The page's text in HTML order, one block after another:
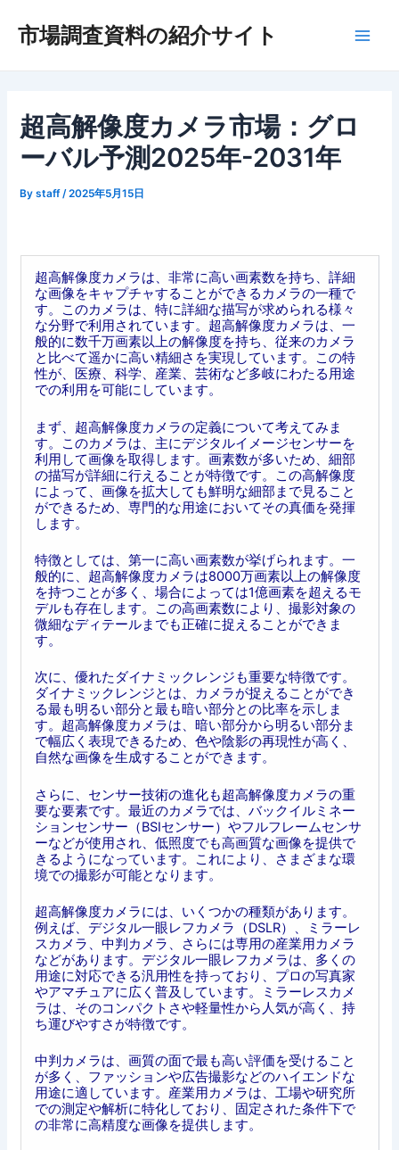
市場調査資料の紹介サイト
超高解像度カメラ市場：グロ
ーバル予測2025年-2031年
Bystaff /2025年5月15日
超高解像度カメラは、非常に高い画素数を持ち、詳細
な画像をキャプチャすることができるカメラの一種で
す。このカメラは、特に詳細な描写が求められる様々
な分野で利用されています。超高解像度カメラは、一
般的に数千万画素以上の解像度を持ち、従来のカメラ
と比べて遥かに高い精細さを実現しています。この特
性が、医療、科学、産業、芸術など多岐にわたる用途
での利用を可能にしています。
まず、超高解像度カメラの定義について考えてみま
す。このカメラは、主にデジタルイメージセンサーを
利用して画像を取得します。画素数が多いため、細部
の描写が詳細に行えることが特徴です。この高解像度
によって、画像を拡大しても鮮明な細部まで見ること
ができるため、専門的な用途においてその真価を発揮
します。
特徴としては、第一に高い画素数が挙げられます。一
般的に、超高解像度カメラは8000万画素以上の解像度
を持つことが多く、場合によっては1億画素を超えるモ
デルも存在します。この高画素数により、撮影対象の
微細なディテールまでも正確に捉えることができま
す。
次に、優れたダイナミックレンジも重要な特徴です。
ダイナミックレンジとは、カメラが捉えることができ
る最も明るい部分と最も暗い部分との比率を示しま
す。超高解像度カメラは、暗い部分から明るい部分ま
で幅広く表現できるため、色や陰影の再現性が高く、
自然な画像を生成することができます。
さらに、センサー技術の進化も超高解像度カメラの重
要な要素です。最近のカメラでは、バックイルミネー
ションセンサー（BSIセンサー）やフルフレームセンサ
ーなどが使用され、低照度でも高画質な画像を提供で
きるようになっています。これにより、さまざまな環
境での撮影が可能となります。
超高解像度カメラには、いくつかの種類があります。
例えば、デジタル一眼レフカメラ（DSLR）、ミラーレ
スカメラ、中判カメラ、さらには専用の産業用カメラ
などがあります。デジタル一眼レフカメラは、多くの
用途に対応できる汎用性を持っており、プロの写真家
やアマチュアに広く普及しています。ミラーレスカメ
ラは、そのコンパクトさや軽量性から人気が高く、持
ち運びやすさが特徴です。
中判カメラは、画質の面で最も高い評価を受けること
が多く、ファッションや広告撮影などのハイエンドな
用途に適しています。産業用カメラは、工場や研究所
での測定や解析に特化しており、固定された条件下で
の非常に高精度な画像を提供します。